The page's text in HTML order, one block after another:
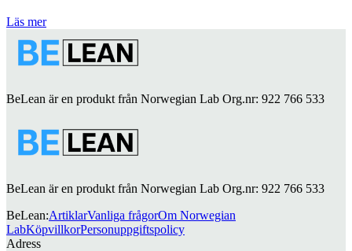
Läs mer
BeLean är en produkt från Norwegian Lab Org.nr: 922 766 533
BeLean är en produkt från Norwegian Lab Org.nr: 922 766 533
BeLean:ArtiklarVanliga frågorOm Norwegian
LabKöpvillkorPersonuppgiftspolicy
Adress